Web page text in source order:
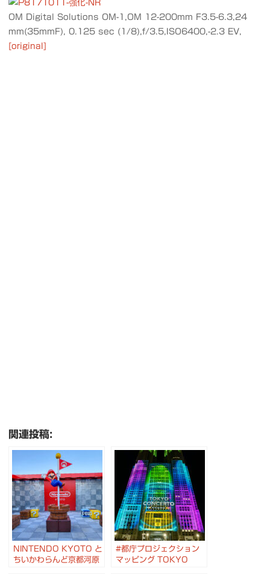
OM Digital Solutions OM-1,OM 12-200mm F3.5-6.3,24
mm(35mmF), 0.125 sec (1/8),f/3.5,ISO6400,-2.3 EV,
[original]
関連投稿:
NINTENDO KYOTO と
ちいかわらんど京都河原
#都庁プロジェクション
マッピング TOKYO